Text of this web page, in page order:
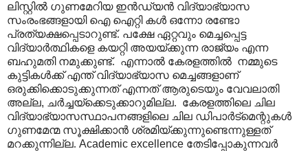
ലിസ്റ്റിൽ ഗുണമേറിയ ഇൻഡ്യൻ വിദ്യാഭ്യാസ
സംരംഭങ്ങളായി ഐ ഐറ്റി കൾ ഒന്നോ രണ്ടോ
പ്രത്യക്ഷപ്പെടാറുണ്ട്. പക്ഷേ ഏറ്റവും മെച്ചപ്പെട്ട
വിദ്യാർത്ഥികളെ കയറ്റി അയയ്ക്കുന്ന രാജ്യം എന്ന
ബഹുമതി നമുക്കുണ്ട്. എന്നാൽ കേരളത്തിൽ നമ്മുടെ
കുട്ടികൾക്ക് എന്ത് വിദ്യാഭ്യാസ മെച്ചങ്ങളാണ്
ഒരുക്കിക്കൊടുക്കുന്നത് എന്നത് ആരുടെയും വേവലാതി
അല്ല, ചർച്ചയ്ക്കെടുക്കാറുമില്ല. കേരളത്തിലെ ചില
വിദ്യാഭ്യാസസ്ഥാപനങ്ങളിലെ ചില ഡിപാർട്മെന്റുകൾ
ഗുണമേന്മ സൂക്ഷിക്കാൻ ശ്രമിയ്ക്കുന്നുണ്ടെന്നുള്ളത്
മറക്കുന്നില്ല. Academic excellence തേടിപ്പോകുന്നവർ